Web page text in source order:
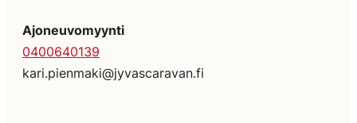
Ajoneuvomyynti
0400640139
kari.pienmaki@jyvascaravan.fi